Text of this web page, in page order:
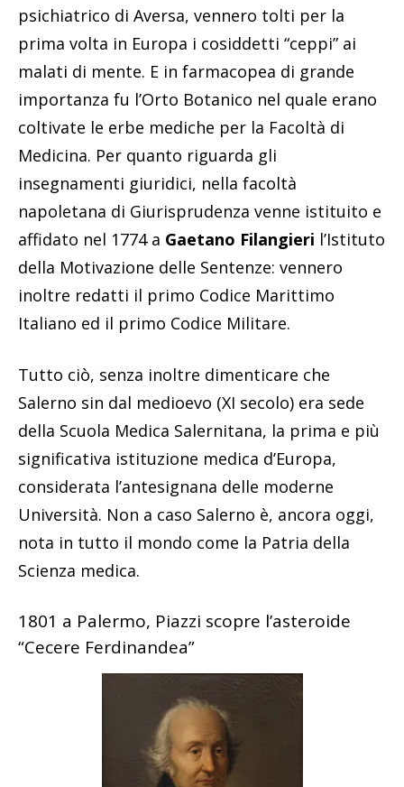
psichiatrico di Aversa, vennero tolti per la
prima volta in Europa i cosiddetti “ceppi” ai
malati di mente. E in farmacopea di grande
importanza fu l’Orto Botanico nel quale erano
coltivate le erbe mediche per la Facoltà di
Medicina. Per quanto riguarda gli
insegnamenti giuridici, nella facoltà
napoletana di Giurisprudenza venne istituito e
affidato nel 1774 a Gaetano Filangieri l’Istituto
della Motivazione delle Sentenze: vennero
inoltre redatti il primo Codice Marittimo
Italiano ed il primo Codice Militare.
Tutto ciò, senza inoltre dimenticare che
Salerno sin dal medioevo (XI secolo) era sede
della Scuola Medica Salernitana, la prima e più
significativa istituzione medica d’Europa,
considerata l’antesignana delle moderne
Università. Non a caso Salerno è, ancora oggi,
nota in tutto il mondo come la Patria della
Scienza medica.
1801 a Palermo, Piazzi scopre l’asteroide
“Cecere Ferdinandea”